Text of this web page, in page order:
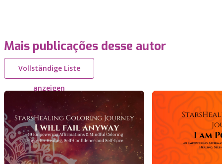
Mais publicações desse autor
Vollständige Liste
anzeigen